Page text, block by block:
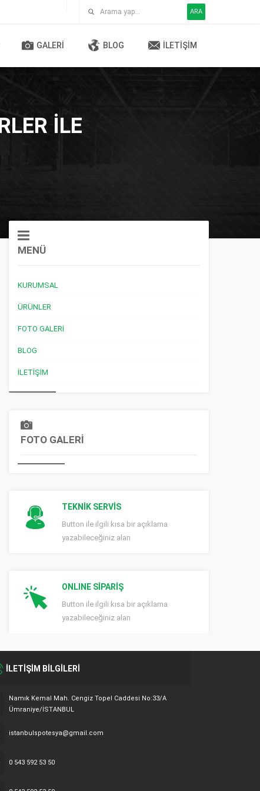
ARA
GALERI BLOG İLETIŞIM
ILE
MENÜ
KURUMSAL
ÜRÜNLER
FOTO GALERI
BLOG
İLETIŞIM
FOTO GALERİ
TEKNİK SERVİS
Button ile ilgili kısa bir açıklama
yazabileceğiniz alan
ONLINE SİPARİŞ
Button ile ilgili kısa bir açıklama
yazabileceğiniz alan
İLETİŞİM BİLGİLERİ
Namık Kemal Mah. Cengiz Topel Caddesi No:33/A
Ümraniye/İSTANBUL
istanbulspotesya@gmail.com
0 543 592 53 50